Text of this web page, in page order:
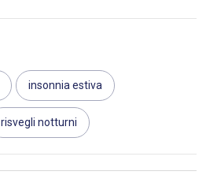
insonnia estiva
risvegli notturni